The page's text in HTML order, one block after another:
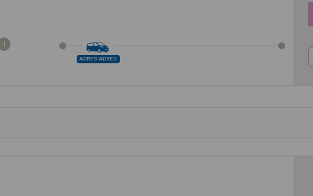
ADRES-ADRES